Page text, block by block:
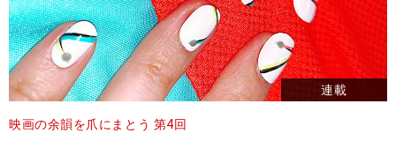
連載
映画の余韻を爪にまとう 第4回